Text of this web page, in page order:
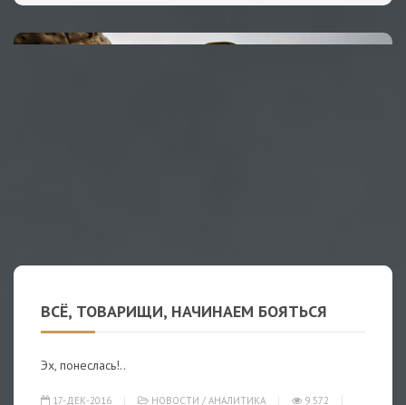
ВСЁ, ТОВАРИЩИ, НАЧИНАЕМ БОЯТЬСЯ
Эх, понеслась!..
17-ДЕК-2016 НОВОСТИ / АНАЛИТИКА 9 572